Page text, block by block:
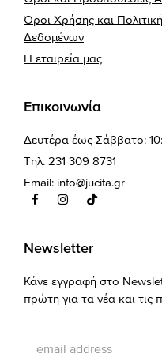
Όροι Χρήσης και
Δεδομένων
Η εταιρεία μας
Επικοινωνία
Δευτέρα έως Σάββατο:
Τηλ. 231 309 8731
Email: info@jucita.gr
Newsletter
Κάνε εγγραφή στο
πρώτη για τα νέα και τις